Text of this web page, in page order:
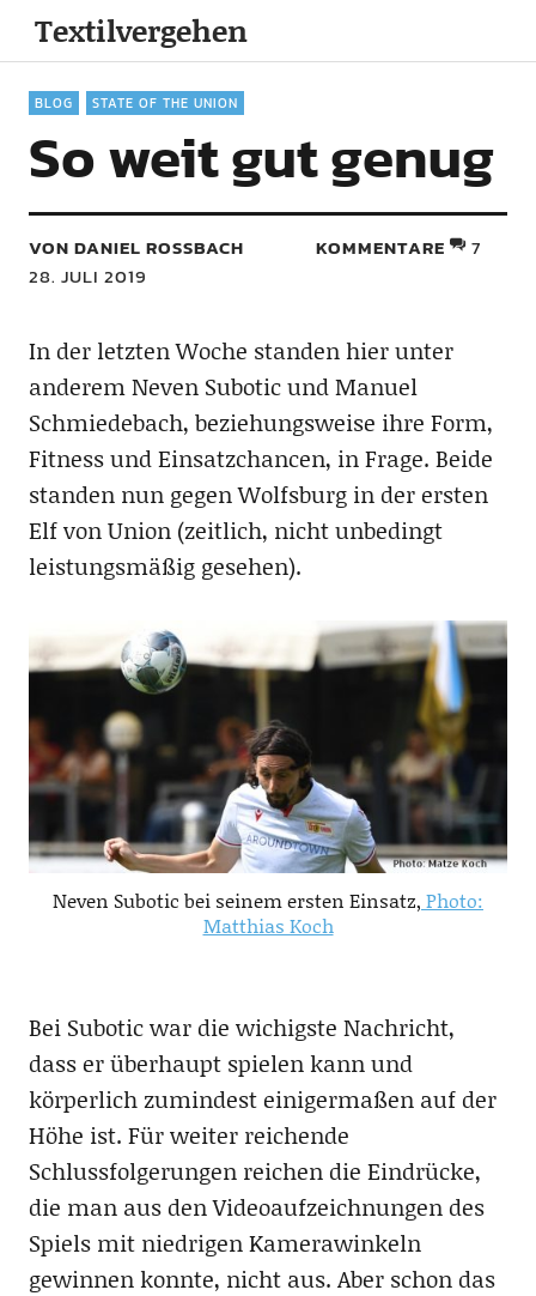
Textilvergehen
BLOG STATE OF THE UNION
So weit gut genug
VON DANIEL ROSSBACH
28. JULI 2019
KOMMENTARE 7
In der letzten Woche standen hier unter
anderem Neven Subotic und Manuel
Schmiedebach, beziehungsweise ihre Form,
Fitness und Einsatzchancen, in Frage. Beide
standen nun gegen Wolfsburg in der ersten
Elf von Union (zeitlich, nicht unbedingt
leistungsmäßig gesehen).
Neven Subotic bei seinem ersten Einsatz, Photo:
Matthias Koch
Bei Subotic war die wichigste Nachricht,
dass er überhaupt spielen kann und
körperlich zumindest einigermaßen auf der
Höhe ist. Für weiter reichende
Schlussfolgerungen reichen die Eindrücke,
die man aus den Videoaufzeichnungen des
Spiels mit niedrigen Kamerawinkeln
gewinnen konnte, nicht aus. Aber schon das